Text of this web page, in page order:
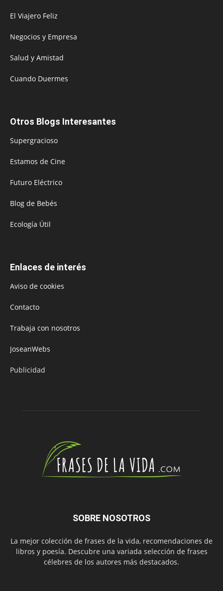
El Viajero Feliz
Negocios y Empresa
Salud y Amistad
Cuando Duermes
Otros Blogs Interesantes
Supergracioso
Estamos de Cine
Futuro Eléctrico
Blog de Bebés
Ecología Útil
Enlaces de interés
Aviso de cookies
Contacto
Trabaja con nosotros
JoseanWebs
Publicidad
SOBRE NOSOTROS
La mejor colección de frases de la vida, recomendaciones de
libros y poesía. Descubre una variada selección de frases
célebres de los autores más destacados.